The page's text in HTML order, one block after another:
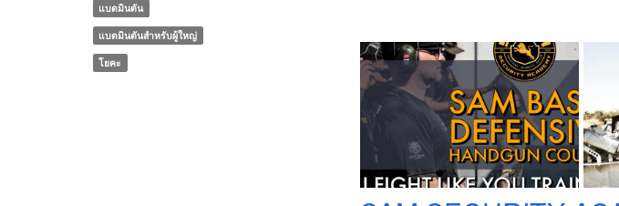
แบดมินตัน
แบดมินตันสำหรับผู้ใหญ่
โยคะ